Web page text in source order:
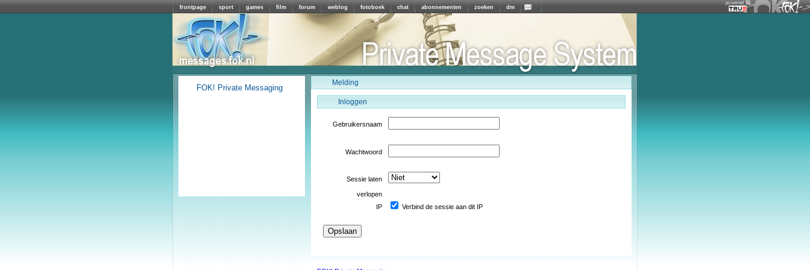
frontpage sport games film forum weblog fotoboek chat abonnementen zoeken dm
Melding
Inloggen
Gebruikersnaam
Wachtwoord
Sessie laten
verlopen
IP
Verbind de sessie aan dit IP
FOK! Private Messaging